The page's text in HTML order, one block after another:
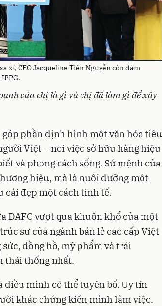
xỉ, CEO Jacqueline Tiên Nguyễn còn đảm
của chị là gì và chị đã làm gì để xây
phần định hình một văn hóa tiêu
Việt – nơi việc sở hữu hàng hiệu
và phong cách sống. Sứ mệnh của
hiệu, mà là nuôi dưỡng một
cái đẹp một cách tinh tế.
DAFC vượt qua khuôn khổ của một
sư của ngành bán lẻ cao cấp Việt
đồng hồ, mỹ phẩm và trải
thái thống nhất.
điều mình có thể tuyên bố. Uy tín
khác chứng kiến mình làm việc.